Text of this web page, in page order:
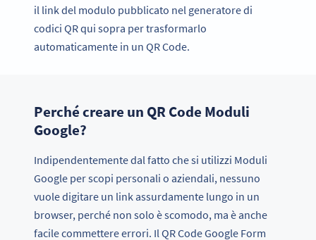
il link del modulo pubblicato nel generatore di
codici QR qui sopra per trasformarlo
automaticamente in un QR Code.
Perché creare un QR Code Moduli
Google?
Indipendentemente dal fatto che si utilizzi Moduli
Google per scopi personali o aziendali, nessuno
vuole digitare un link assurdamente lungo in un
browser, perché non solo è scomodo, ma è anche
facile commettere errori. Il QR Code Google Form